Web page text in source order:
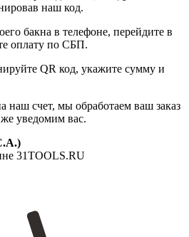
наш код.
бакна в телефоне, перейдите в
оплату по СБП.
QR код, укажите сумму и
наш счет, мы обработаем ваш заказ
же уведомим вас.